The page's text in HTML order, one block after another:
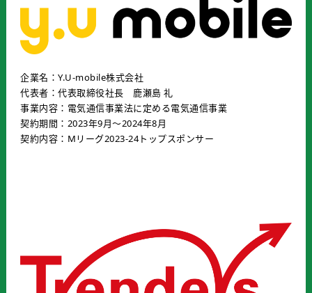
企業名：Y.U-mobile株式会社
代表者：代表取締役社長 鹿瀬島 礼
事業内容：電気通信事業法に定める電気通信事業
契約期間：2023年9月〜2024年8月
契約内容：Mリーグ2023-24トップスポンサー